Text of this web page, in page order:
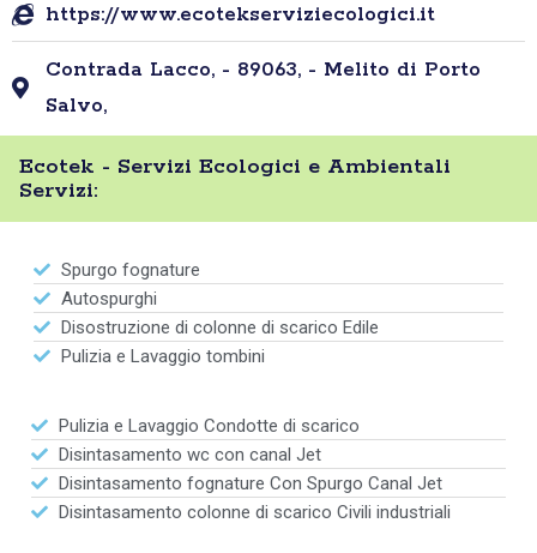
https://www.ecotekserviziecologici.it
Contrada Lacco, - 89063, - Melito di Porto
Salvo,
Ecotek - Servizi Ecologici e Ambientali
Servizi:
Spurgo fognature
Autospurghi
Disostruzione di colonne di scarico Edile
Pulizia e Lavaggio tombini
Pulizia e Lavaggio Condotte di scarico
Disintasamento wc con canal Jet
Disintasamento fognature Con Spurgo Canal Jet
Disintasamento colonne di scarico Civili industriali